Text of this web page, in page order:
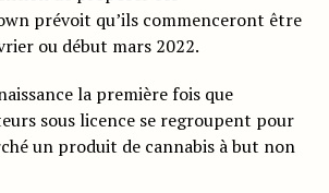
prévoit qu’ils commenceront être
ou début mars 2022.
la première fois que
sous licence se regroupent pour
un produit de cannabis à but non